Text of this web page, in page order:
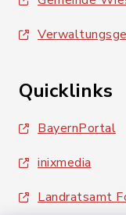
Quicklinks
BayernPortal
inixmedia
Landratsamt